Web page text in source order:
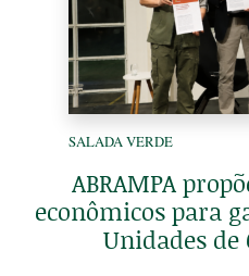
SALADA VERDE
ABRAMPA
econômicos para
Unidades de